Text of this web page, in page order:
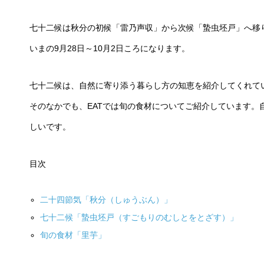
七十二候は秋分の初候「雷乃声収」から次候「蟄虫坯戸」へ移
いまの9月28日～10月2日ころになります。
七十二候は、自然に寄り添う暮らし方の知恵を紹介してくれて
そのなかでも、EATでは旬の食材についてご紹介しています
しいです。
目次
二十四節気「秋分（しゅうぶん）」
七十二候「蟄虫坯戸（すごもりのむしとをとざす）」
旬の食材「里芋」